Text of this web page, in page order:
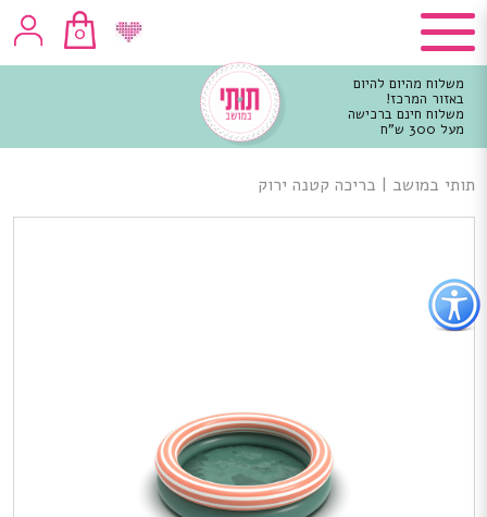
כפתור
לפתיחת
תפריט
נגישות
0
משלוח מהיום להיום
באזור המרכז!
משלוח חינם ברכישה
מעל 300 ש"ח
מרכזי
תותי במושב | בריכה קטנה ירוק